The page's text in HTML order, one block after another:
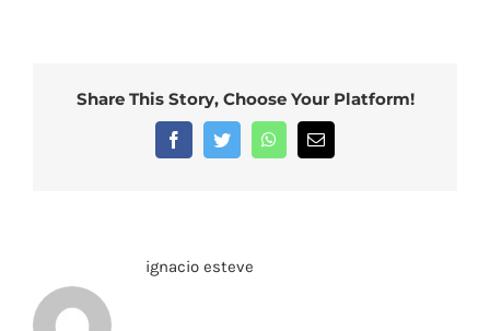
Share This Story, Choose Your Platform!
FacebookTwitter WhatsAppCorreo
electrónico
ignacio esteve